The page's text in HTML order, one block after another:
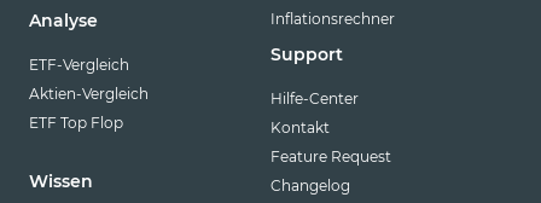
Analyse
ETF-Vergleich
Aktien-Vergleich
ETF Top Flop
Wissen
Inflationsrechner
Support
Hilfe-Center
Kontakt
Feature Request
Changelog